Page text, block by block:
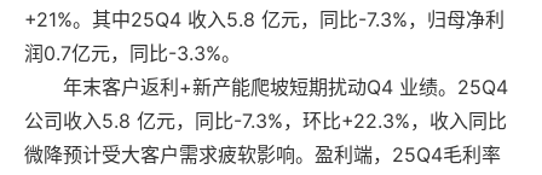
+21%。其中25Q4 收入5.8 亿元，同比-7.3%，归母净利
润0.7亿元，同比-3.3%。
年末客户返利+新产能爬坡短期扰动Q4 业绩。25Q4
公司收入5.8 亿元，同比-7.3%，环比+22.3%，收入同比
微降预计受大客户需求疲软影响。盈利端，25Q4毛利率